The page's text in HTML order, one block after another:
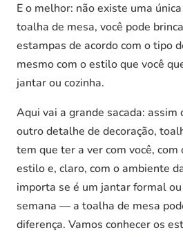
E o melhor: não existe uma
toalha de mesa, você pode
estampas de acordo com o tipo
mesmo com o estilo que você
jantar ou cozinha.
Aqui vai a grande sacada: assim
outro detalhe de decoração,
tem que ter a ver com você,
estilo e, claro, com o ambiente
importa se é um jantar formal
semana — a toalha de mesa
diferença. Vamos conhecer os